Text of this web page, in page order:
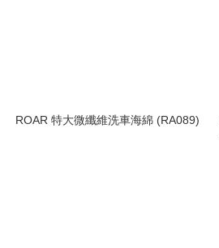
ROAR 特大微纖維洗車海綿 (RA089)